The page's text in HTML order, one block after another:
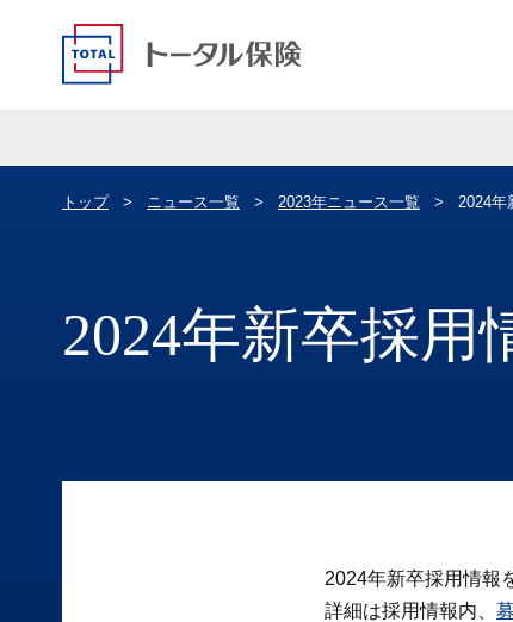
トップ ニュース一覧 2023年ニュース一覧 2024年
2024年新卒採用
2024年新卒採用情報
詳細は採用情報内、